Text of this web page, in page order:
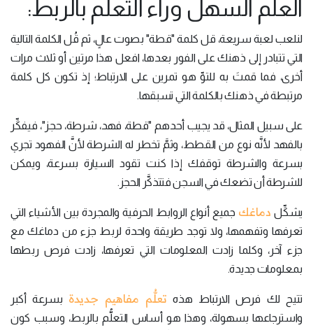
العلم السهل وراء التعلُّم بالربط:
لنلعب لعبة سريعة، قل كلمة "قطة" بصوت عالٍ، ثم قُل الكلمة التالية
التي تتبادر إلى ذهنك على الفور بعدها، افعل هذا مرتين أو ثلاث مرات
أخرى، فما قمتَ به للتوِّ هو تمرين على الارتباط؛ إذ تكون كل كلمة
مرتبطة في ذهنك بالكلمة التي تسبقها.
على سبيل المثال، قد يجيب أحدهم "قطة، فهد، شرطة، حجز"، فيفكِّر
بالفهد لأنَّه نوع من القطط، وثمَّ تخطر له الشرطة لأنَّ الفهود تجري
بسرعة والشرطة توقفك إذا كنت تقود السيارة بسرعة، ويمكن
للشرطة أن تضعك في السجن فتتذكَّر الحجز.
يشكِّل دماغك جميع أنواع الروابط الحرفية والمجردة بين الأشياء التي
تعرفها وتفهمها، ولا توجد طريقة واحدة لربط جزء من دماغك مع
جزء آخر، وكلما زادت المعلومات التي تعرفها، زادت فرص ربطها
بمعلومات جديدة.
تتيح لك فرص الارتباط هذه تعلُّم مفاهيم جديدة بسرعة أكبر
واسترجاعها بسهولة، وهذا هو أساس التعلُّم بالربط، وسبب كون